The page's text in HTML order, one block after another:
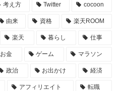
考え方 Twitter cocoon
由来 資格 楽天ROOM
楽天 暮らし 仕事
お金 ゲーム マラソン
政治 お出かけ 経済
アフィリエイト 転職